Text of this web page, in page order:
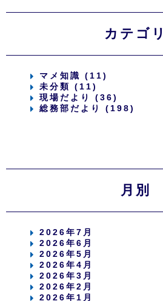
カテゴリ
マメ知識 (11)
未分類 (11)
現場だより (36)
総務部だより (198)
月別
2026年7月
2026年6月
2026年5月
2026年4月
2026年3月
2026年2月
2026年1月